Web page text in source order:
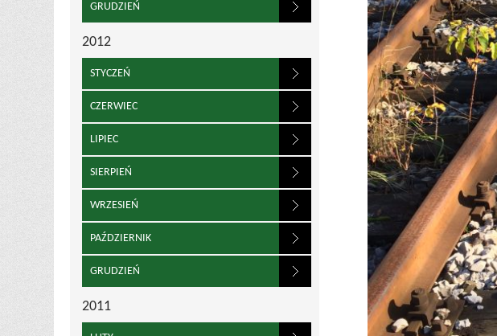
GRUDZIEŃ
2012
STYCZEŃ
CZERWIEC
LIPIEC
SIERPIEŃ
WRZESIEŃ
PAŹDZIERNIK
GRUDZIEŃ
2011